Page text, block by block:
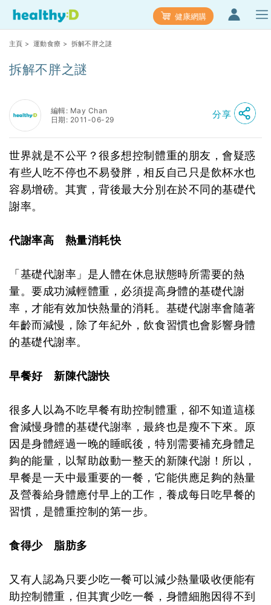
健康網購
主頁 > 運動食療 > 拆解不胖之謎
拆解不胖之謎
編輯: May Chan
日期: 2011-06-29
分享
世界就是不公平？很多想控制體重的朋友，會疑惑
有些人吃不停也不易發胖，相反自己只是飲杯水也
容易增磅。其實，背後最大分別在於不同的基礎代
謝率。
代謝率高 熱量消耗快
「基礎代謝率」是人體在休息狀態時所需要的熱
量。要成功減輕體重，必須提高身體的基礎代謝
率，才能有效加快熱量的消耗。基礎代謝率會隨著
年齡而減慢，除了年紀外，飲食習慣也會影響身體
的基礎代謝率。
早餐好 新陳代謝快
很多人以為不吃早餐有助控制體重，卻不知道這樣
會減慢身體的基礎代謝率，最終也是瘦不下來。原
因是身體經過一晚的睡眠後，特別需要補充身體足
夠的能量，以幫助啟動一整天的新陳代謝！所以，
早餐是一天中最重要的一餐，它能供應足夠的熱量
及營養給身體應付早上的工作，養成每日吃早餐的
習慣，是體重控制的第一步。
食得少 脂肪多
又有人認為只要少吃一餐可以減少熱量吸收便能有
助控制體重，但其實少吃一餐，身體細胞因得不到